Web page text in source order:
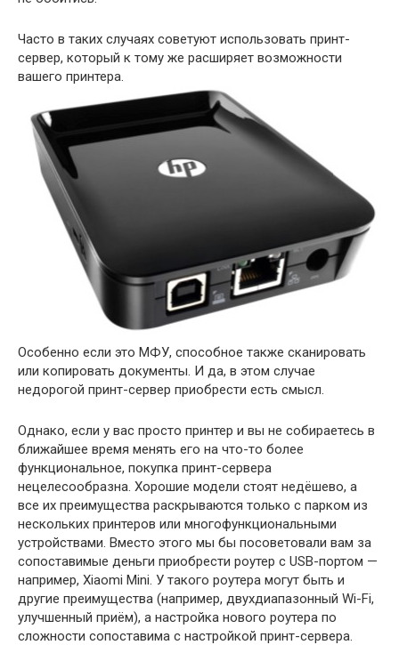
Часто в таких случаях советуют использовать принт-
сервер, который к тому же расширяет возможности
вашего принтера.
Особенно если это МФУ, способное также сканировать
или копировать документы. И да, в этом случае
недорогой принт-сервер приобрести есть смысл.
Однако, если у вас просто принтер и вы не собираетесь в
ближайшее время менять его на что-то более
функциональное, покупка принт-сервера
нецелесообразна. Хорошие модели стоят недёшево, а
все их преимущества раскрываются только с парком из
нескольких принтеров или многофункциональными
устройствами. Вместо этого мы бы посоветовали вам за
сопоставимые деньги приобрести роутер с USB-портом —
например, Xiaomi Mini. У такого роутера могут быть и
другие преимущества (например, двухдиапазонный Wi-Fi,
улучшенный приём), а настройка нового роутера по
сложности сопоставима с настройкой принт-сервера.